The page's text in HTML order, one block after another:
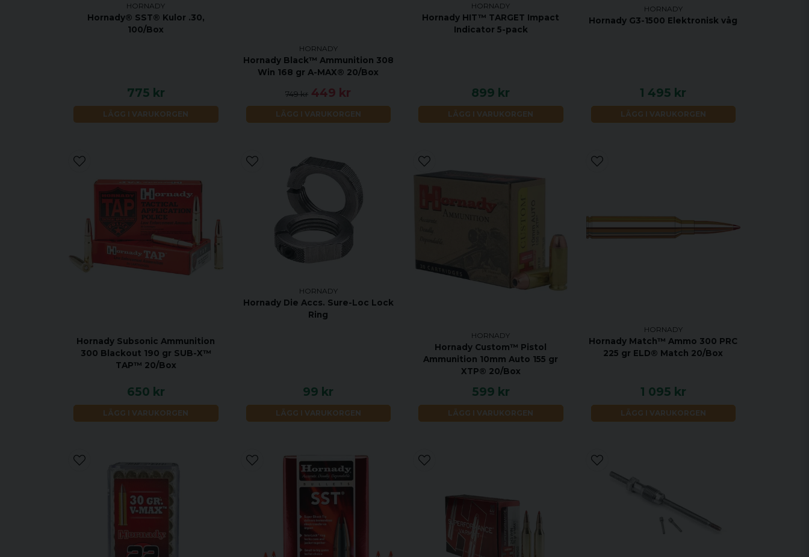
HORNADY
Hornady® SST® Kulor .30,
100/Box
775 kr
LÄGG I VARUKORGEN
HORNADY
Hornady Black™ Ammunition 308
Win 168 gr A-MAX® 20/Box
749 kr 449 kr
LÄGG I VARUKORGEN
HORNADY
Hornady HIT™ TARGET Impact
Indicator 5-pack
899 kr
LÄGG I VARUKORGEN
HORNADY
Hornady G3-1500 Elektronisk våg
1 495 kr
LÄGG I VARUKORGEN
Hornady Subsonic Ammunition
300 Blackout 190 gr SUB-X™
TAP™ 20/Box
650 kr
LÄGG I VARUKORGEN
HORNADY
Hornady Die Accs. Sure-Loc Lock
Ring
99 kr
LÄGG I VARUKORGEN
HORNADY
Hornady Custom™ Pistol
Ammunition 10mm Auto 155 gr
XTP® 20/Box
599 kr
LÄGG I VARUKORGEN
HORNADY
Hornady Match™ Ammo 300 PRC
225 gr ELD® Match 20/Box
1 095 kr
LÄGG I VARUKORGEN